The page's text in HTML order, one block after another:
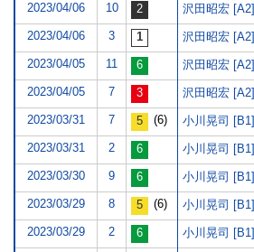
2023/04/06 10 沢田昭宏 [A2]
2023/04/06 3 沢田昭宏 [A2]
2023/04/05 11 沢田昭宏 [A2]
2023/04/05 7 沢田昭宏 [A2]
2023/03/31 7 (6) 小川晃司 [B1]
2023/03/31 2 小川晃司 [B1]
2023/03/30 9 小川晃司 [B1]
2023/03/29 8 (6) 小川晃司 [B1]
2023/03/29 2 小川晃司 [B1]